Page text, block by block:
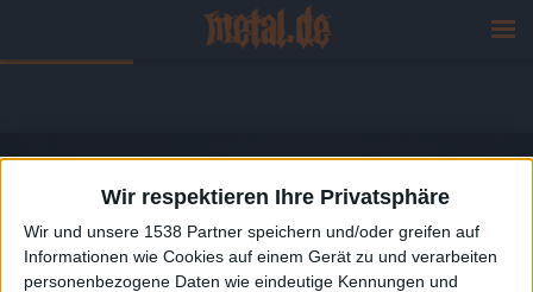
Wir respektieren Ihre Privatsphäre
Wir und unsere 1538 Partner speichern und/oder greifen auf
Informationen wie Cookies auf einem Gerät zu und verarbeiten
personenbezogene Daten wie eindeutige Kennungen und